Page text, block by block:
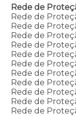
Rede de
Rede de
Rede de
Rede de
Rede de
Rede de
Rede de
Rede de
Rede de
Rede de
Rede de
Rede de